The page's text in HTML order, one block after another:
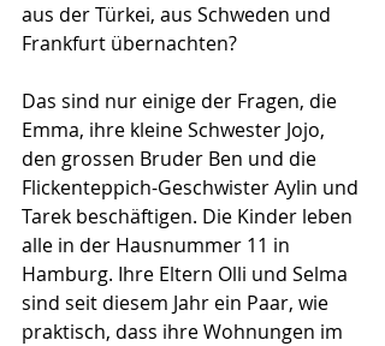
aus der Türkei, aus Schweden und
Frankfurt übernachten?
Das sind nur einige der Fragen, die
Emma, ihre kleine Schwester Jojo,
den grossen Bruder Ben und die
Flickenteppich-Geschwister Aylin und
Tarek beschäftigen. Die Kinder leben
alle in der Hausnummer 11 in
Hamburg. Ihre Eltern Olli und Selma
sind seit diesem Jahr ein Paar, wie
praktisch, dass ihre Wohnungen im